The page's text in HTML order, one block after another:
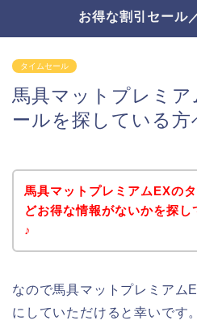
お得な割引セール
タイムセール
馬具マットプレミ
ールを探している方
馬具マットプレミアムEXの
どお得な情報がないかを探し
♪
なので馬具マットプレミアム
にしていただけると幸いです。